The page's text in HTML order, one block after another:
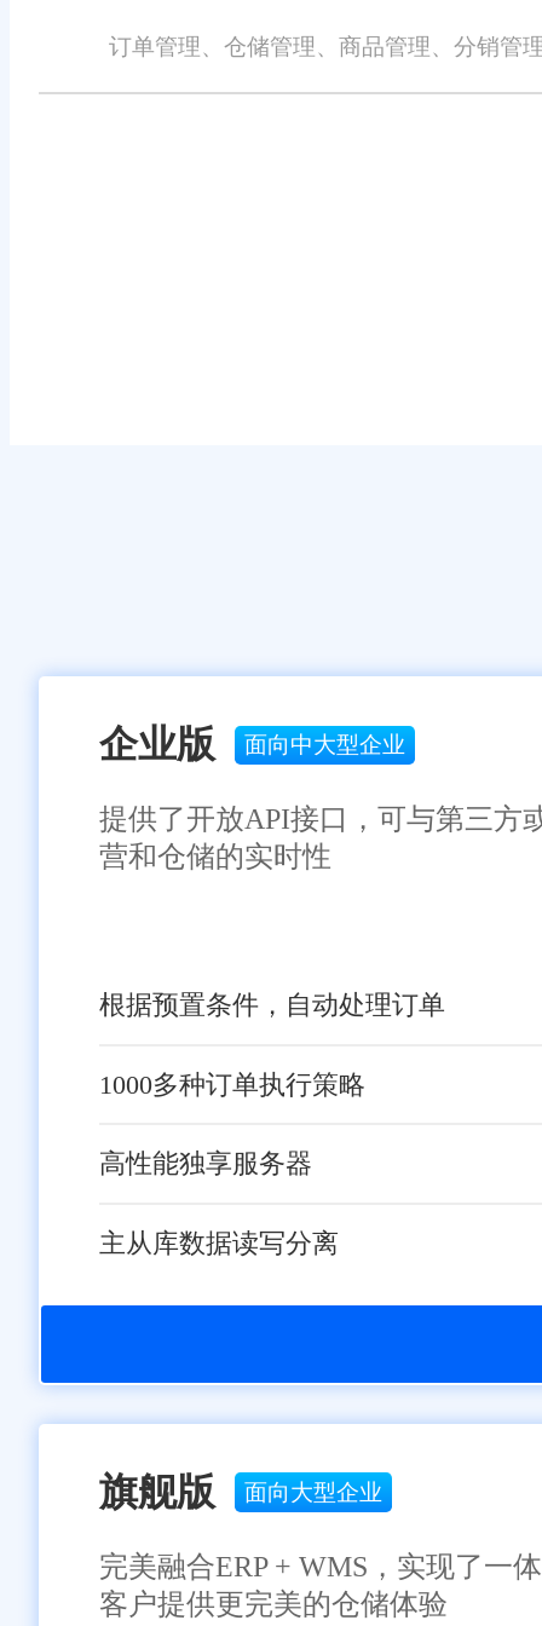
订单管理、仓储管理、商品管理、分销管
企业版 面向中大型企业
提供了开放API接口，可与第三方
营和仓储的实时性
根据预置条件，自动处理订单
1000多种订单执行策略
高性能独享服务器
主从库数据读写分离
旗舰版 面向大型企业
完美融合ERP + WMS，实现了一
客户提供更完美的仓储体验